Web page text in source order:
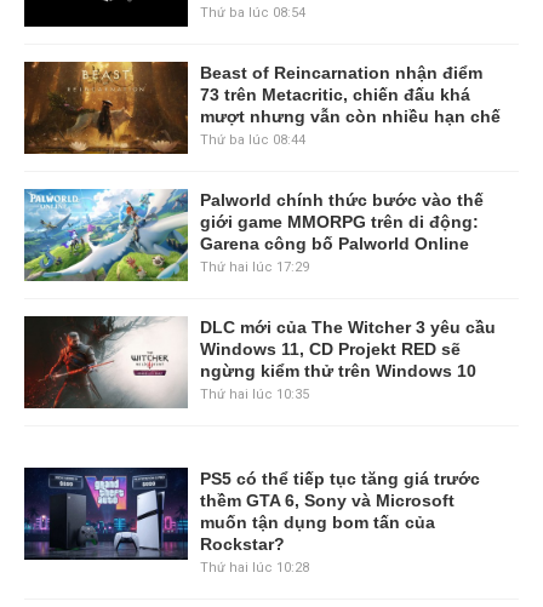
Thứ ba lúc 08:54
Beast of Reincarnation nhận điểm
73 trên Metacritic, chiến đấu khá
mượt nhưng vẫn còn nhiều hạn chế
Thứ ba lúc 08:44
Palworld chính thức bước vào thế
giới game MMORPG trên di động:
Garena công bố Palworld Online
Thứ hai lúc 17:29
DLC mới của The Witcher 3 yêu cầu
Windows 11, CD Projekt RED sẽ
ngừng kiểm thử trên Windows 10
Thứ hai lúc 10:35
PS5 có thể tiếp tục tăng giá trước
thềm GTA 6, Sony và Microsoft
muốn tận dụng bom tấn của
Rockstar?
Thứ hai lúc 10:28